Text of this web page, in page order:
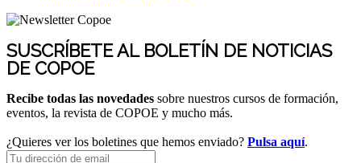
SUSCRÍBETE AL BOLETÍN DE NOTICIAS
DE COPOE
Recibe todas las novedades sobre nuestros cursos de formación,
eventos, la revista de COPOE y mucho más.
¿Quieres ver los boletines que hemos enviado? Pulsa aquí.